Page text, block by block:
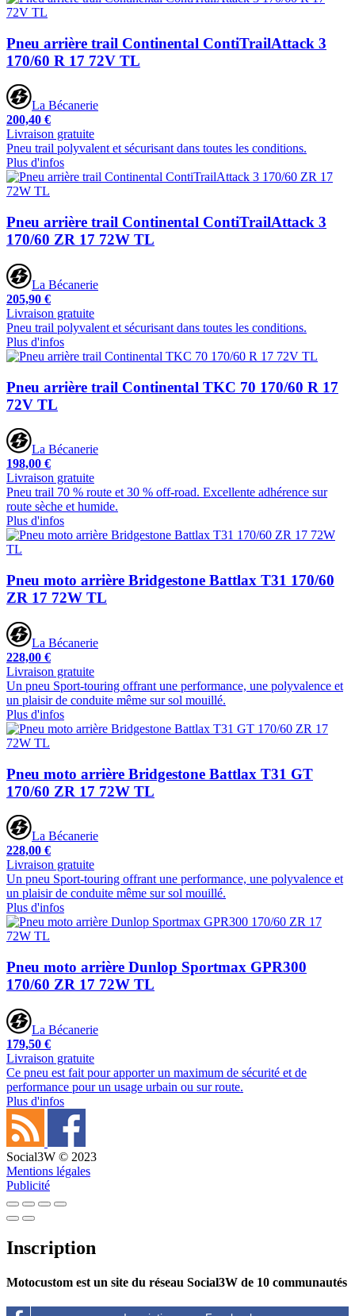
Pneu arrière trail Continental ContiTrailAttack 3
170/60 R 17 72V TL
La Bécanerie
200,40 €
Livraison gratuite
Pneu trail polyvalent et sécurisant dans toutes les conditions.
Plus d'infos
Pneu arrière trail Continental ContiTrailAttack 3
170/60 ZR 17 72W TL
La Bécanerie
205,90 €
Livraison gratuite
Pneu trail polyvalent et sécurisant dans toutes les conditions.
Plus d'infos
Pneu arrière trail Continental TKC 70 170/60 R 17
72V TL
La Bécanerie
198,00 €
Livraison gratuite
Pneu trail 70 % route et 30 % off-road. Excellente adhérence sur
route sèche et humide.
Plus d'infos
Pneu moto arrière Bridgestone Battlax T31 170/60
ZR 17 72W TL
La Bécanerie
228,00 €
Livraison gratuite
Un pneu Sport-touring offrant une performance, une polyvalence et
un plaisir de conduite même sur sol mouillé.
Plus d'infos
Pneu moto arrière Bridgestone Battlax T31 GT
170/60 ZR 17 72W TL
La Bécanerie
228,00 €
Livraison gratuite
Un pneu Sport-touring offrant une performance, une polyvalence et
un plaisir de conduite même sur sol mouillé.
Plus d'infos
Pneu moto arrière Dunlop Sportmax GPR300
170/60 ZR 17 72W TL
La Bécanerie
179,50 €
Livraison gratuite
Ce pneu est fait pour apporter un maximum de sécurité et de
performance pour un usage urbain ou sur route.
Plus d'infos
Social3W © 2023
Mentions légales
Publicité
Inscription
Motocustom est un site du réseau Social3W de 10 communautés